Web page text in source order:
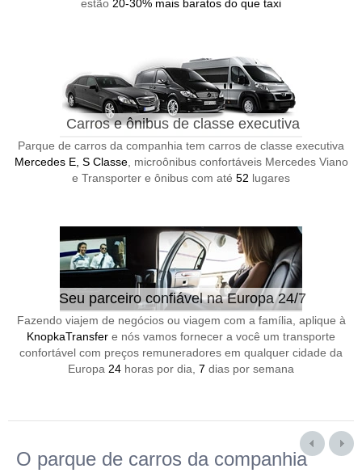
estão 20-30% mais baratos do que taxi
Carros e ônibus de classe executiva
Parque de carros da companhia tem carros de classe executiva
Mercedes E, S Classe, microônibus confortáveis Mercedes Viano
e Transporter e ônibus com até 52 lugares
Seu parceiro confiável na Europa 24/7
Fazendo viajem de negócios ou viagem com a família, aplique à
KnopkaTransfer e nós vamos fornecer a você um transporte
confortável com preços remuneradores em qualquer cidade da
Europa 24 horas por dia, 7 dias por semana
O parque de carros da companhia